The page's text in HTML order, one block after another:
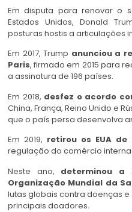
Em disputa para renovar o
Estados Unidos, Donald
posturas hostis a articulações
Em 2017, Trump anunciou a
Paris, firmado em 2015 para
a assinatura de 196 países.
Em 2018, desfez o acordo
China, França, Reino Unido e
que o país persa desenvolva
Em 2019, retirou os EUA
regulação do comércio
Neste ano, determinou a
Organização Mundial da
lutas globais contra doenças e
principais doadores.